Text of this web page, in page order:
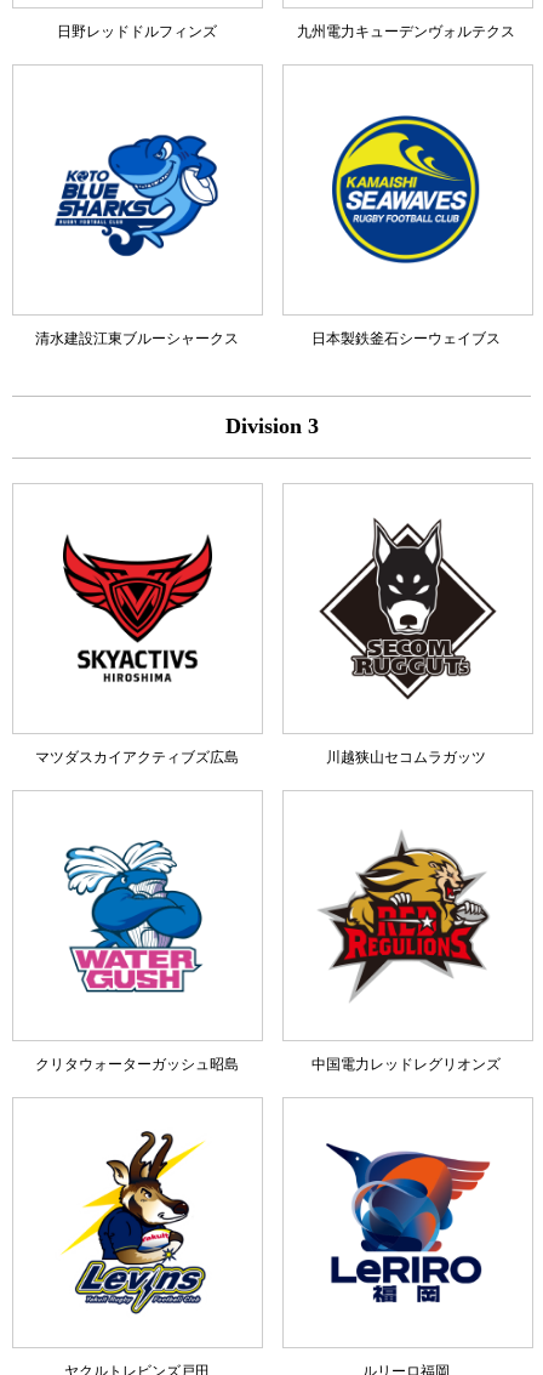
日野レッドドルフィンズ 九州電力キューデンヴォルテクス
清水建設江東ブルーシャークス 日本製鉄釜石シーウェイブス
Division 3
マツダスカイアクティブズ広島 川越狭山セコムラガッツ
クリタウォーターガッシュ昭島 中国電力レッドレグリオンズ
ヤクルトレビンズ戸田 ルリーロ福岡